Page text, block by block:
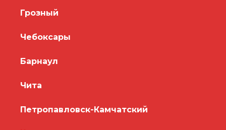
Грозный
Чебоксары
Барнаул
Чита
Петропавловск-Камчатский